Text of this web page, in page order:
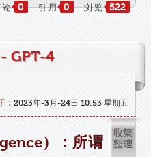
论 0 引 用 0 浏 览 522
GPT-4
： 2023年-3月-24日 10:53 星期五
）：所谓